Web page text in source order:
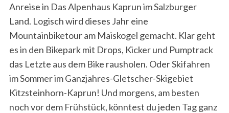
Anreise in Das Alpenhaus Kaprun im Salzburger
Land. Logisch wird dieses Jahr eine
Mountainbiketour am Maiskogel gemacht. Klar geht
es in den Bikepark mit Drops, Kicker und Pumptrack
das Letzte aus dem Bike rausholen. Oder Skifahren
im Sommer im Ganzjahres-Gletscher-Skigebiet
Kitzsteinhorn-Kaprun! Und morgens, am besten
noch vor dem Frühstück, könntest du jeden Tag ganz